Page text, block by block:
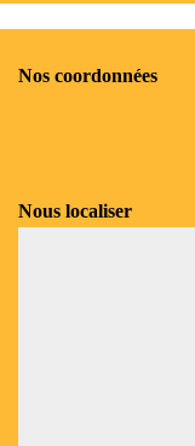
Nos coordonnées
Nous localiser